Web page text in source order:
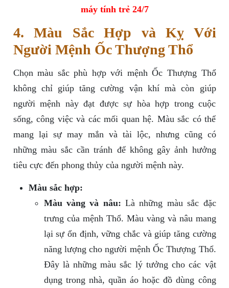
máy tính trẻ 24/7
4. Màu Sắc Hợp và Kỵ Với
Người Mệnh Ốc Thượng Thổ
Chọn màu sắc phù hợp với mệnh Ốc Thượng Thổ
không chỉ giúp tăng cường vận khí mà còn giúp
người mệnh này đạt được sự hòa hợp trong cuộc
sống, công việc và các mối quan hệ. Màu sắc có thể
mang lại sự may mắn và tài lộc, nhưng cũng có
những màu sắc cần tránh để không gây ảnh hưởng
tiêu cực đến phong thủy của người mệnh này.
Màu sắc hợp:
Màu vàng và nâu: Là những màu sắc đặc
trưng của mệnh Thổ. Màu vàng và nâu mang
lại sự ổn định, vững chắc và giúp tăng cường
năng lượng cho người mệnh Ốc Thượng Thổ.
Đây là những màu sắc lý tưởng cho các vật
dụng trong nhà, quần áo hoặc đồ dùng công